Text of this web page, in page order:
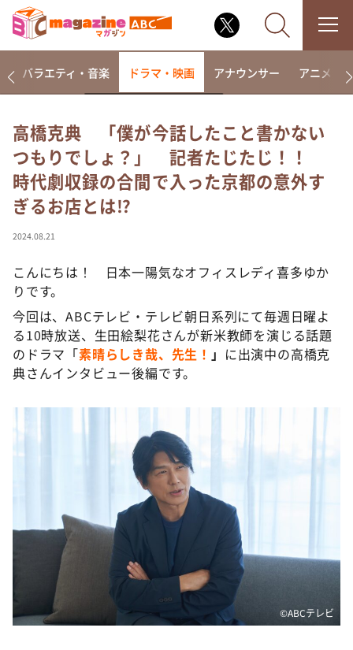
なるみ・岡村の過ぎるTV
相席食堂
これ余談なんですけど・・・
～人生密着トークバラエティ！～ やすとものいたっ
て真剣です
探偵！ナイトスクープ
news おかえり
河合＆A.B.C-Z塚田×福井アナ「なんでやねん！？」
（news おかえり）
DAIGOも台所 ～きょうの献立 何にする？～
教えて！ニュースライブ 正義のミカタ
ＬＩＦＥ～夢のカタチ～
新婚さんいらっしゃい！
ポツンと一軒家
ザキ山小屋本館
ぺこぱのまるスポ
アナ回覧板
バラエティ・音楽 ドラマ・映画 アナウンサー アニメ・
高橋克典 「僕が今話したこと書かない
つもりでしょ？」 記者たじたじ！！
時代劇収録の合間で入った京都の意外す
ぎるお店とは⁉︎
2024.08.21
こんにちは！ 日本一陽気なオフィスレディ喜多ゆか
りです。
今回は、ABCテレビ・テレビ朝日系列にて毎週日曜よ
る10時放送、生田絵梨花さんが新米教師を演じる話題
のドラマ「素晴らしき哉、先生！ 」 に出演中の高橋克
典さんインタビュー後編です。
©️ABCテレビ